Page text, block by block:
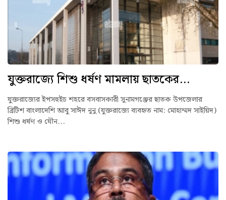
যুক্তরাজ্যে শিশু ধর্ষণ মামলায় ছাতকের...
যুক্তরাজ্যের ইপসহুইচ শহরে বসবাসকারী সুনামগঞ্জের ছাতক উপজেলার
ব্রিটিশ বাংলাদেশি আবু সাঈদ নুনু (যুক্তরাজ্যে ব্যবহৃত নাম: মোহাম্মদ সাইয়িদ)
শিশু ধর্ষণ ও যৌন...